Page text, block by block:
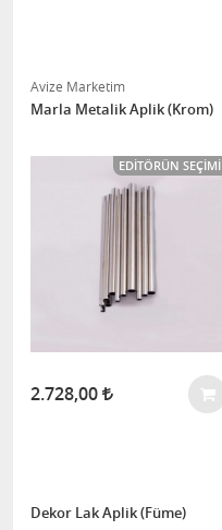
Avize Marketim
Marla Metalik Aplik (Krom)
EDITÖRÜN SEÇIMI
2.728,00
Dekor Lak Aplik (Füme)